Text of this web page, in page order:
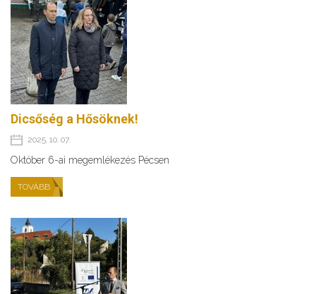
Dicsőség a Hősöknek!
2025. 10. 07.
Október 6-ai megemlékezés Pécsen
TOVÁBB